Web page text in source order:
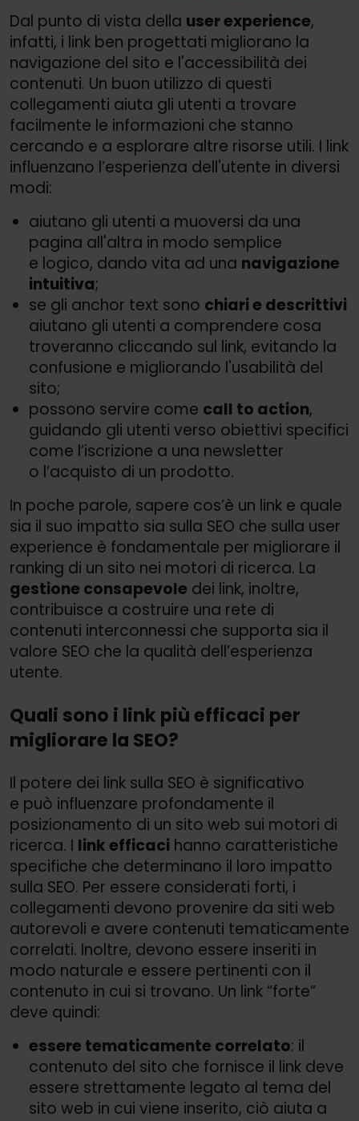
Dal punto di vista della user experience,
infatti, i link ben progettati migliorano la
navigazione del sito e l'accessibilità dei
contenuti. Un buon utilizzo di questi
collegamenti aiuta gli utenti a trovare
facilmente le informazioni che stanno
cercando e a esplorare altre risorse utili. I link
influenzano l’esperienza dell'utente in diversi
modi:
aiutano gli utenti a muoversi da una
pagina all'altra in modo semplice
e logico, dando vita ad una navigazione
intuitiva;
se gli anchor text sono chiari e descrittivi
aiutano gli utenti a comprendere cosa
troveranno cliccando sul link, evitando la
confusione e migliorando l'usabilità del
sito;
possono servire come call to action,
guidando gli utenti verso obiettivi specifici
come l’iscrizione a una newsletter
o l’acquisto di un prodotto.
In poche parole, sapere cos’è un link e quale
sia il suo impatto sia sulla SEO che sulla user
experience è fondamentale per migliorare il
ranking di un sito nei motori di ricerca. La
gestione consapevole dei link, inoltre,
contribuisce a costruire una rete di
contenuti interconnessi che supporta sia il
valore SEO che la qualità dell’esperienza
utente.
Quali sono i link più efficaci per
migliorare la SEO?
Il potere dei link sulla SEO è significativo
e può influenzare profondamente il
posizionamento di un sito web sui motori di
ricerca. I link efficaci hanno caratteristiche
specifiche che determinano il loro impatto
sulla SEO. Per essere considerati forti, i
collegamenti devono provenire da siti web
autorevoli e avere contenuti tematicamente
correlati. Inoltre, devono essere inseriti in
modo naturale e essere pertinenti con il
contenuto in cui si trovano. Un link “forte”
deve quindi:
essere tematicamente correlato: il
contenuto del sito che fornisce il link deve
essere strettamente legato al tema del
sito web in cui viene inserito, ciò aiuta a